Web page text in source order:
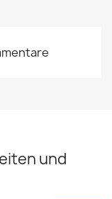
und